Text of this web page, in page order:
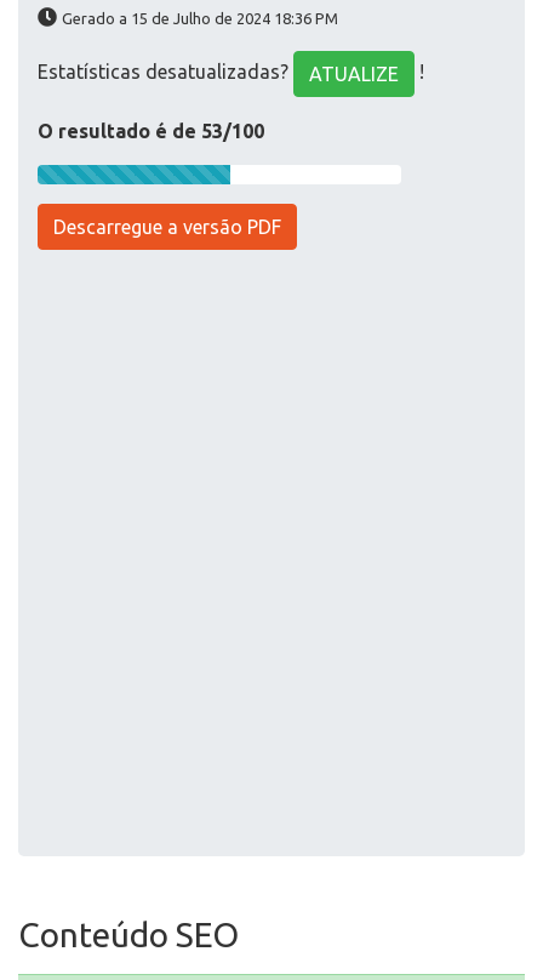
Gerado a 15 de Julho de 2024 18:36 PM
Estatísticas desatualizadas? ATUALIZE !
O resultado é de 53/100
Descarregue a versão PDF
Conteúdo SEO